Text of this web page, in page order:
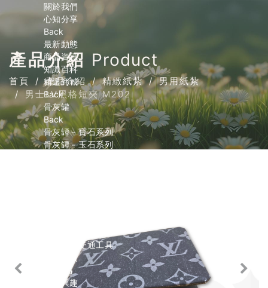
關於我們
心知分享
Back
最新動態
商品資訊
知識百科
精選商城
Back
骨灰罐
Back
骨灰罈－寶石系列
骨灰罈－玉石系列
紙紮車．交通工具
金銀財寶
3C產品
休閒興趣
產品介紹 Product
首頁 產品介紹 精緻紙紮
男用紙紮
男士LV黑格短夾 M202